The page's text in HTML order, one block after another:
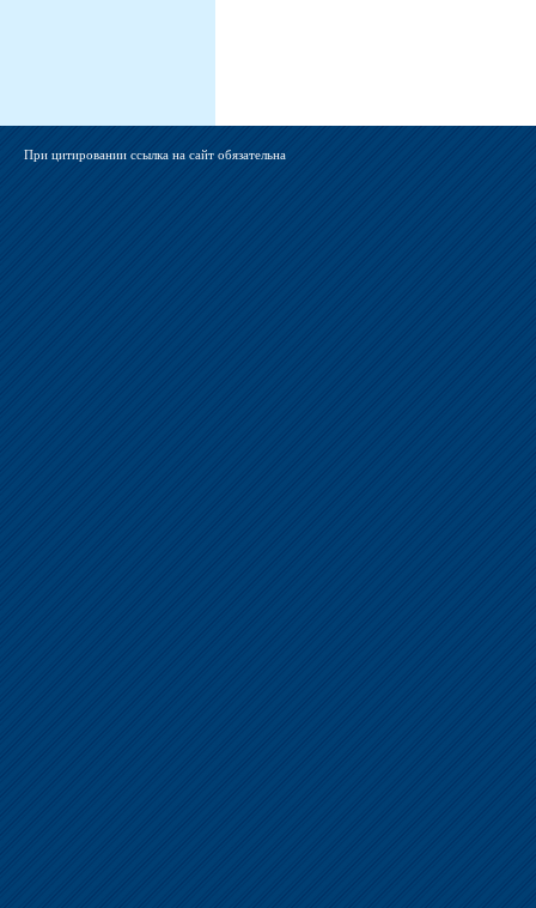
При цитировании ссылка на сайт обязательна